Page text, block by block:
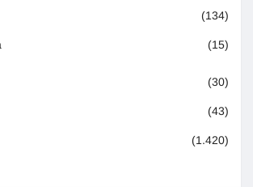
(134)
(15)
(30)
(43)
(1.420)